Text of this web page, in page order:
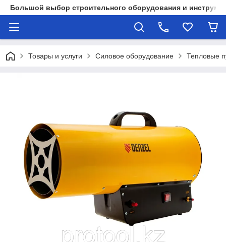
Большой выбор строительного оборудования и
Товары и услуги Силовое оборудование Тепловые